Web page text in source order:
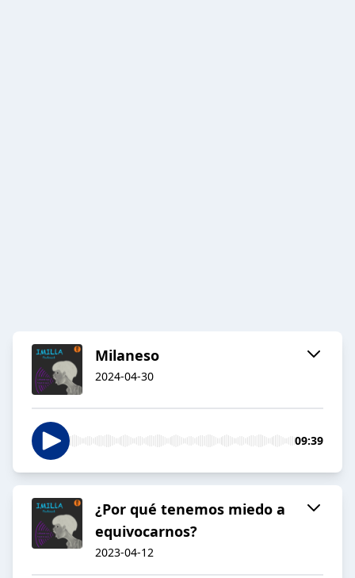
Milaneso
2024-04-30
09:39
¿Por qué tenemos miedo a
equivocarnos?
2023-04-12